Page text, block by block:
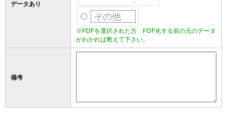
データあり
※PDFを選択された方 PDF化する前の元のデータ
がわかれば教えて下さい。
備考